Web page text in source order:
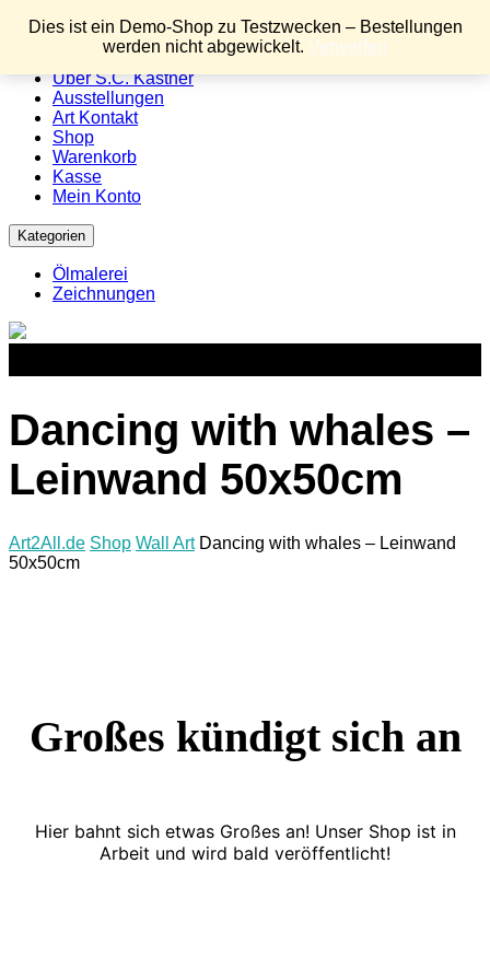
Dies ist ein Demo-Shop zu Testzwecken – Bestellungen
werden nicht abgewickelt. Verwerfen
Menu
Über S.C. Kästner
Ausstellungen
Art Kontakt
Shop
Warenkorb
Kasse
Mein Konto
Kategorien
Ölmalerei
Zeichnungen
Dancing with whales –
Leinwand 50x50cm
Art2All.de Shop Wall Art Dancing with whales – Leinwand
50x50cm
Großes kündigt sich an
Hier bahnt sich etwas Großes an! Unser Shop ist in
Arbeit und wird bald veröffentlicht!